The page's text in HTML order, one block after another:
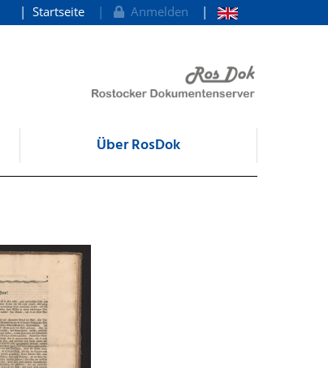
Startseite Anmelden
Über RosDok